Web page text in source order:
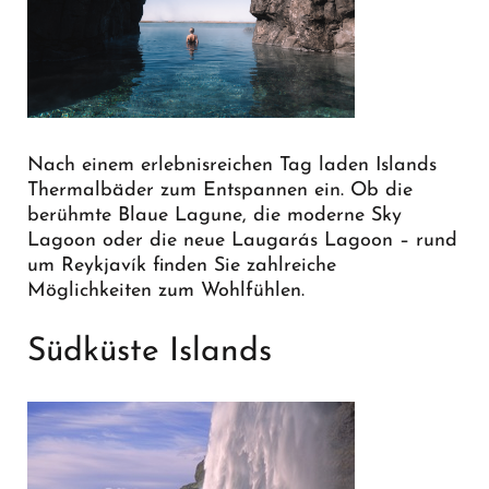
Nach einem erlebnisreichen Tag laden Islands
Thermalbäder zum Entspannen ein. Ob die
berühmte Blaue Lagune, die moderne Sky
Lagoon oder die neue Laugarás Lagoon – rund
um Reykjavík finden Sie zahlreiche
Möglichkeiten zum Wohlfühlen.
Südküste Islands